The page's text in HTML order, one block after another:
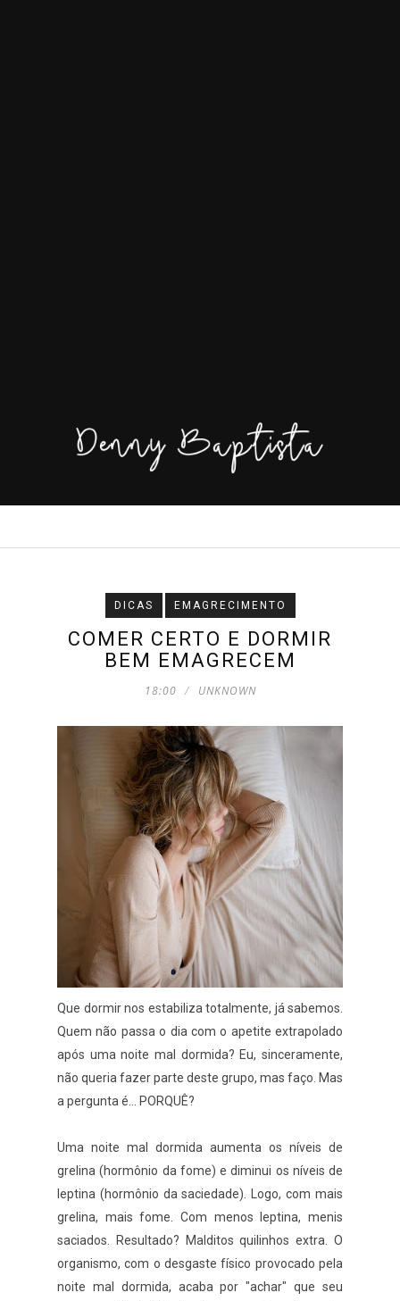
DICAS EMAGRECIMENTO
COMER CERTO E DORMIR
BEM EMAGRECEM
18:00 UNKNOWN
Que dormir nos estabiliza totalmente, já sabemos.
Quem não passa o dia com o apetite extrapolado
após uma noite mal dormida? Eu, sinceramente,
não queria fazer parte deste grupo, mas faço. Mas
a pergunta é... PORQUÊ?
Uma noite mal dormida aumenta os níveis de
grelina (hormônio da fome) e diminui os níveis de
leptina (hormônio da saciedade). Logo, com mais
grelina, mais fome. Com menos leptina, menis
saciados. Resultado? Malditos quilinhos extra. O
organismo, com o desgaste físico provocado pela
noite mal dormida, acaba por "achar" que seu